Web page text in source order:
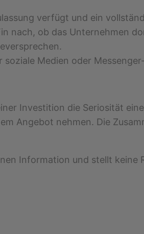
verfügt und ein
nach, ob das Unternehmen
Medien oder
Investition die Seriosität
Angebot nehmen. Die
Information und stellt keine